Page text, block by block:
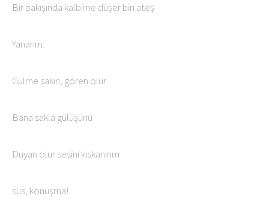
Bir bakışında kalbime düşer bin ateş
Yanarım.
Gülme sakın, gören olur
Bana sakla gülüşünü
Duyan olur sesini kıskanırım
sus, konuşma!